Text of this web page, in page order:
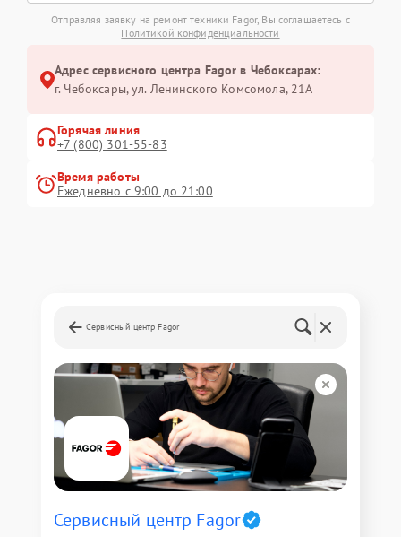
Отправляя заявку на ремонт техники Fagor, Вы соглашаетесь с
Политикой конфиденциальности
Адрес сервисного центра Fagor в Чебоксарах:
г. Чебоксары, ул. Ленинского Комсомола, 21А
Горячая линия
+7 (800) 301-55-83
Время работы
Ежедневно с 9:00 до 21:00
Сервисный центр Fagor
Сервисный центр Fagor